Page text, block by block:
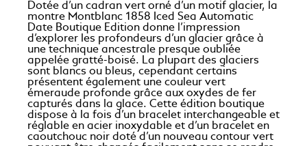
Dotée d’un cadran vert orné d’un motif glacier, la
montre Montblanc 1858 Iced Sea Automatic
Date Boutique Edition donne l’impression
d’explorer les profondeurs d’un glacier grâce à
une technique ancestrale presque oubliée
appelée gratté-boisé. La plupart des glaciers
sont blancs ou bleus, cependant certains
présentent également une couleur vert
émeraude profonde grâce aux oxydes de fer
capturés dans la glace. Cette édition boutique
dispose à la fois d’un bracelet interchangeable et
réglable en acier inoxydable et d’un bracelet en
caoutchouc noir doté d’un nouveau contour vert